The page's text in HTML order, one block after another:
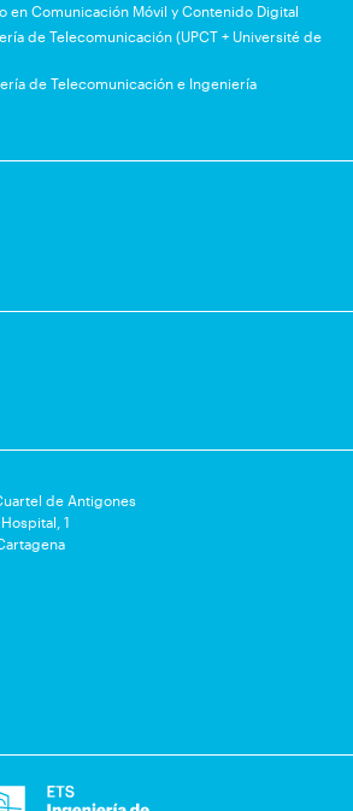
en Comunicación Móvil y Contenido Digital
de Telecomunicación (UPCT + Université de
de Telecomunicación e Ingeniería
de Antigones
1